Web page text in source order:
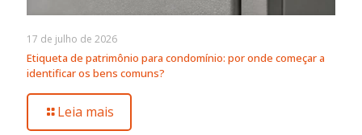
17 de julho de 2026
Etiqueta de patrimônio para condomínio: por onde começar a
identificar os bens comuns?
Leia mais